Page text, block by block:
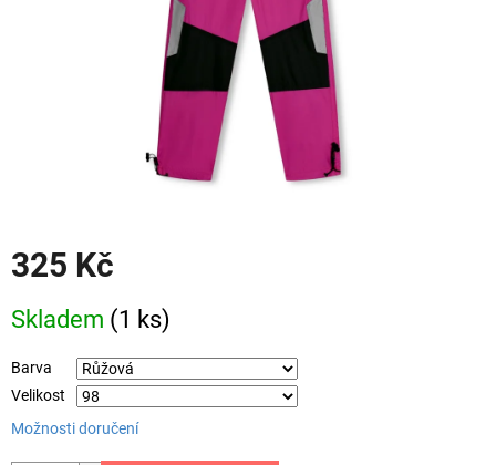
325 Kč
cena:
Skladem (1 ks)
Barva
Velikost
Možnosti doručení